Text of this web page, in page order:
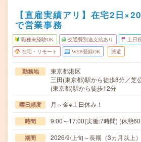
【直雇実績アリ】在宅2日
で営業事務
職種未経験OK 交通費別途支給あり 土日
在宅・リモート WEB登録OK 派遣
勤務地
東京都港区
三田(東京都)駅から徒歩8分／芝
(東京都)駅から徒歩12分
曜日頻度 月～金※土日休み！
時間 9:00～17:00(実働:7時間) (休憩
期間 2026/9/上旬～長期（3カ月以上